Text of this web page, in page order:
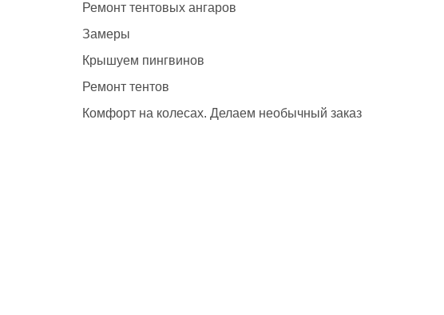
Ремонт тентовых ангаров
Замеры
Крышуем пингвинов
Ремонт тентов
Комфорт на колесах. Делаем необычный заказ